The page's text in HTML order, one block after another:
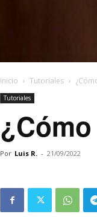
Inicio Tutoriales
Tutoriales
Por Luis R. - 21/09/2022